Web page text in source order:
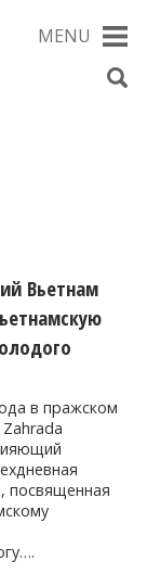
MENU
Вьетнам
в пражском
посвященная